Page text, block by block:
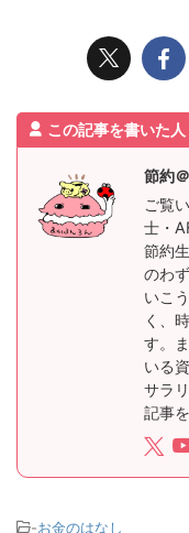
この記事を書いた人
節約
ご覧
士・
節約
のわ
いこ
く、
す。
いる
サラ
記事
-お金のはなし